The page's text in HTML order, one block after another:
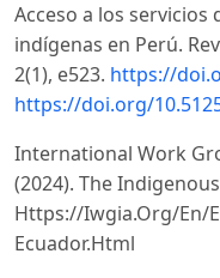
Acceso a los servicios
indígenas en Perú.
2(1), e523. https://
https://doi.org/
International Work
(2024). The
Https://Iwgia.Org/En/
Ecuador.Html